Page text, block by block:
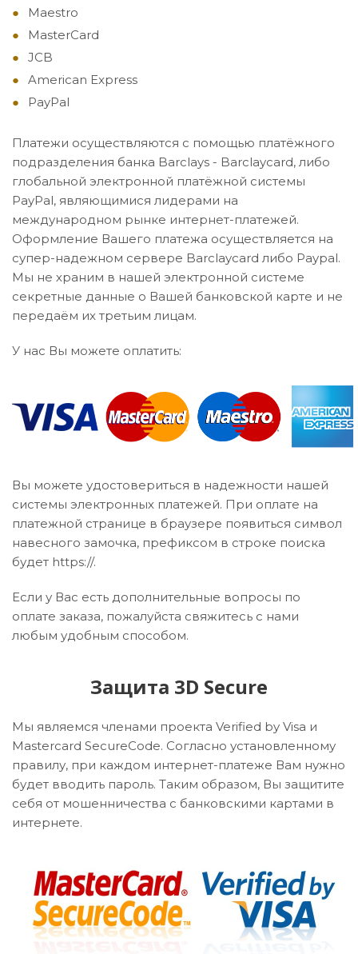
Maestro
MasterCard
JCB
American Express
PayPal
Платежи осуществляются с помощью платёжного
подразделения банка Barclays - Barclaycard, либо
глобальной электронной платёжной системы
PayPal, являющимися лидерами на
международном рынке интернет-платежей.
Оформление Вашего платежа осуществляется на
супер-надежном сервере Barclaycard либо Paypal.
Мы не храним в нашей электронной системе
секретные данные о Вашей банковской карте и не
передаём их третьим лицам.
У нас Вы можете оплатить:
Вы можете удостовериться в надежности нашей
системы электронных платежей. При оплате на
платежной странице в браузере появиться символ
навесного замочка, префиксом в строке поиска
будет https://.
Если у Вас есть дополнительные вопросы по
оплате заказа, пожалуйста свяжитесь с нами
любым удобным способом.
Защита 3D Secure
Мы являемся членами проекта Verified by Visa и
Mastercard SecureCode. Согласно установленному
правилу, при каждом интернет-платеже Вам нужно
будет вводить пароль. Таким образом, Вы защитите
себя от мошенничества с банковскими картами в
интернете.